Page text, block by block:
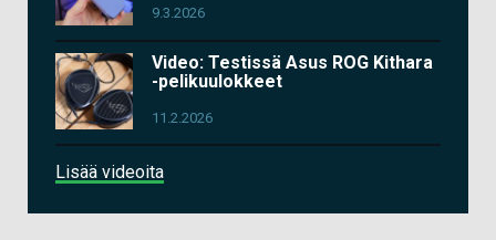
9.3.2026
Video: Testissä Asus ROG Kithara
-pelikuulokkeet
11.2.2026
Lisää videoita